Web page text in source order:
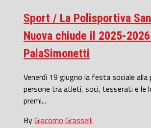
Sport / La Polisportiva
Nuova chiude il 2025-
PalaSimonetti
Venerdì 19 giugno la festa sociale alla
persone tra atleti, soci, tesserati e le
premi...
ByGiacomo Grasselli